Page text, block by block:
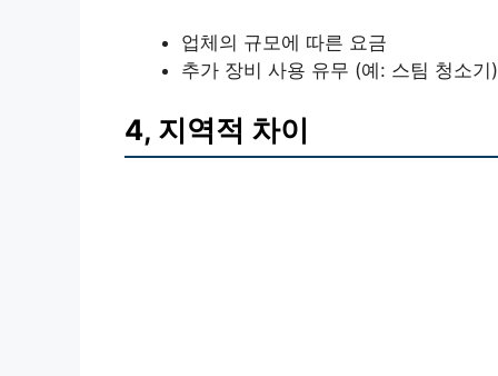
업체의 규모에 따른 요금
추가 장비 사용 유무 (예: 스팀 청소기)
4, 지역적 차이